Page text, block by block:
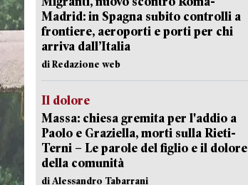
Madrid: in Spagna subito controlli a
frontiere, aeroporti e porti per chi
arriva dall’Italia
di Redazione web
Il dolore
Massa: chiesa gremita per l'addio a
Paolo e Graziella, morti sulla Rieti-
Terni – Le parole del figlio e il dolore
della comunità
di Alessandro Tabarrani